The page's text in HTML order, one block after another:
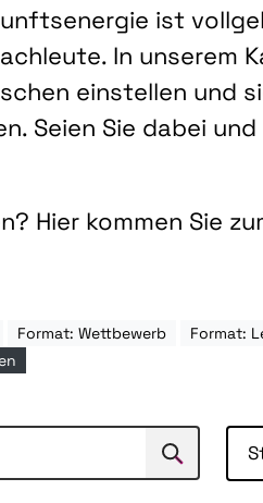
ist
In unserem
einstellen und
Seien Sie dabei
Hier kommen Sie
Format: Wettbewerb Format:
Suchen